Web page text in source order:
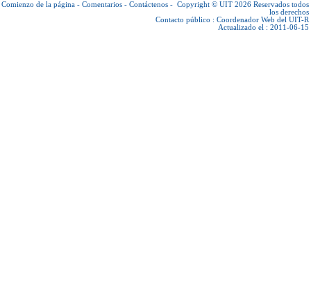
Comienzo de la página - Comentarios - Contáctenos - Copyright © UIT 2026 Reservados todos
los derechos
Contacto público : Coordenador Web del UIT-R
Actualizado el : 2011-06-15